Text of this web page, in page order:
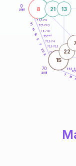
0
anni
70
anni
68,5-
71-72,5
72,5-73,5
73,5-74
76-77,5
77,5-78,5
78,5-79
10
7
8
20
7
5
18
13
21
8
15
21 13
22
7
75anni